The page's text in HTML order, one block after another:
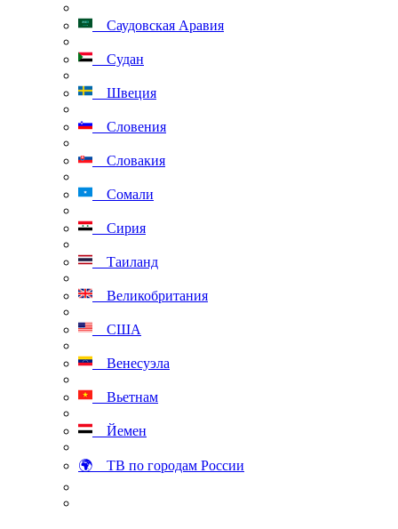
Саудовская Аравия
Судан
Швеция
Словения
Словакия
Сомали
Сирия
Таиланд
Великобритания
США
Венесуэла
Вьетнам
Йемен
🌍 ТВ по городам России